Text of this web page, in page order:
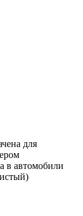
для
в автомобили